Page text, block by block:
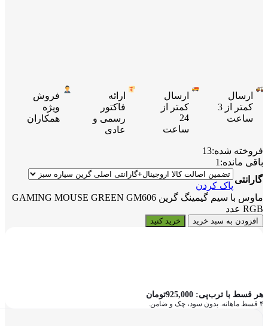
ارسال
کمتر از 3
ساعت
ارسال
کمتر از
24
ساعت
ارائه
فاکتور
رسمی و
عادی
فروش
ویژه
همکاران
فروخته شده:13
باقی مانده: 1
گارانتی
پاک کردن
ماوس با سیم گیمینگ گرین GAMING MOUSE GREEN GM606
RGB عدد
افزودن به سبد خرید خرید کنید
هر قسط با ترب‌پی: 925,000تومان
۴ قسط ماهانه. بدون سود، چک و ضامن.